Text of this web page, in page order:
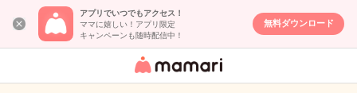
アプリでいつでもアクセス！
ママに嬉しい！アプリ限定
キャンペーンも随時配信中！
無料ダウンロード
女性専用匿名QA